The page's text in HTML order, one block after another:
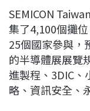
SEMICON
集了4,100個攤
25個國家參與，
的半導體展展覽
進製程、3DIC、
略、資訊安全、